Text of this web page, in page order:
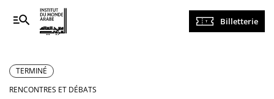
Navigation
principale
Billetterie
TERMINÉ
RENCONTRES ET DÉBATS